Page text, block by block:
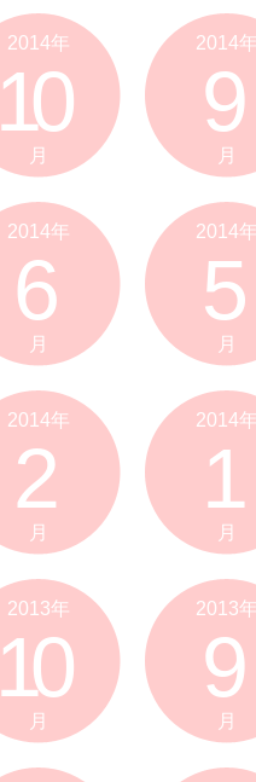
2014年
10
月
2014
9
月
2014年
6
月
2014
5
月
2014年
2
月
2014
1
月
2013年
10
月
2013
9
月